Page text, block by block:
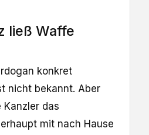
ließ Waffe
konkret
nicht bekannt. Aber
das
mit nach Hause